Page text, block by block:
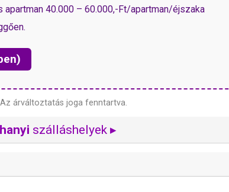
40.000 – 60.000,-Ft/apartman/éjszaka
Az árváltoztatás joga fenntartva.
szálláshelyek ▸